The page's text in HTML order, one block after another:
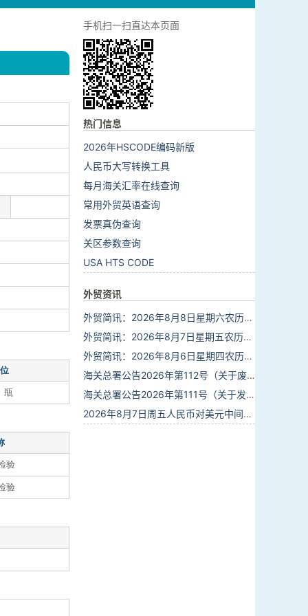
瓶
验
验
手机扫一扫直达本页面
热门信息
2026年HSCODE编码新版
人民币大写转换工具
每月海关汇率在线查询
常用外贸英语查询
发票真伪查询
关区参数查询
USA HTS CODE
外贸资讯
外贸简讯：2026年8月8日星期六农历六月廿六
外贸简讯：2026年8月7日星期五农历六月廿五
外贸简讯：2026年8月6日星期四农历六月廿四
海关总署公告2026年第112号（关于废止部分卫生检疫类规范性文件的公告）
海关总署公告2026年第111号（关于发布《进出境动植物检疫处理监督管理工作规定》《进出境卫生处理监督管理工作规定》的公告）
2026年8月7日周五人民币对美元中间价报6.7904调贬9个基点